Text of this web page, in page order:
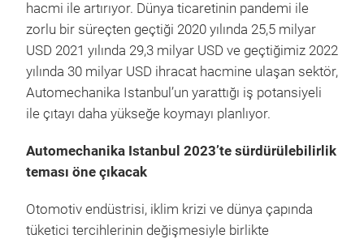
hacmi ile artırıyor. Dünya ticaretinin pandemi ile
zorlu bir süreçten geçtiği 2020 yılında 25,5 milyar
USD 2021 yılında 29,3 milyar USD ve geçtiğimiz 2022
yılında 30 milyar USD ihracat hacmine ulaşan sektör,
Automechanika Istanbul’un yarattığı iş potansiyeli
ile çıtayı daha yükseğe koymayı planlıyor.
Automechanika Istanbul 2023’te sürdürülebilirlik
teması öne çıkacak
Otomotiv endüstrisi, iklim krizi ve dünya çapında
tüketici tercihlerinin değişmesiyle birlikte